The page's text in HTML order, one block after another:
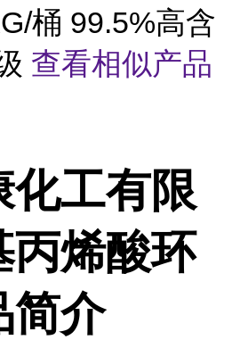
桶 99.5%高含
查看相似产品
化工有限
丙烯酸环
简介